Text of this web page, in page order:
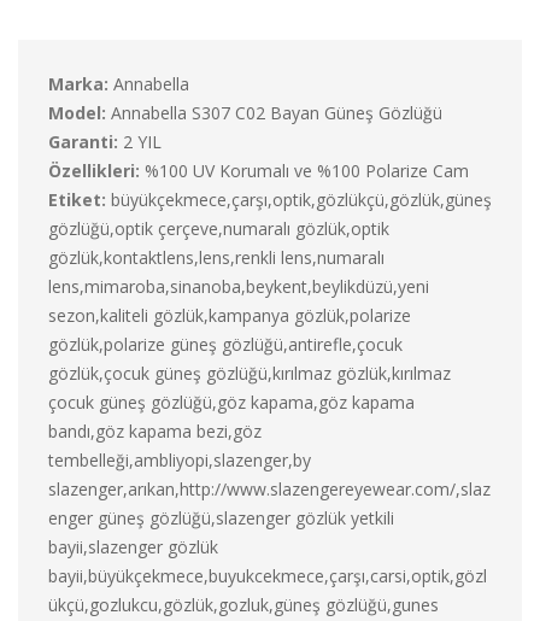
Marka: Annabella
Model: Annabella S307 C02 Bayan Güneş Gözlüğü
Garanti: 2 YIL
Özellikleri: %100 UV Korumalı ve %100 Polarize Cam
Etiket: büyükçekmece,çarşı,optik,gözlükçü,gözlük,güneş
gözlüğü,optik çerçeve,numaralı gözlük,optik
gözlük,kontaktlens,lens,renkli lens,numaralı
lens,mimaroba,sinanoba,beykent,beylikdüzü,yeni
sezon,kaliteli gözlük,kampanya gözlük,polarize
gözlük,polarize güneş gözlüğü,antirefle,çocuk
gözlük,çocuk güneş gözlüğü,kırılmaz gözlük,kırılmaz
çocuk güneş gözlüğü,göz kapama,göz kapama
bandı,göz kapama bezi,göz
tembelleği,ambliyopi,slazenger,by
slazenger,arıkan,http://www.slazengereyewear.com/,slaz
enger güneş gözlüğü,slazenger gözlük yetkili
bayii,slazenger gözlük
bayii,büyükçekmece,buyukcekmece,çarşı,carsi,optik,gözl
ükçü,gozlukcu,gözlük,gozluk,güneş gözlüğü,gunes